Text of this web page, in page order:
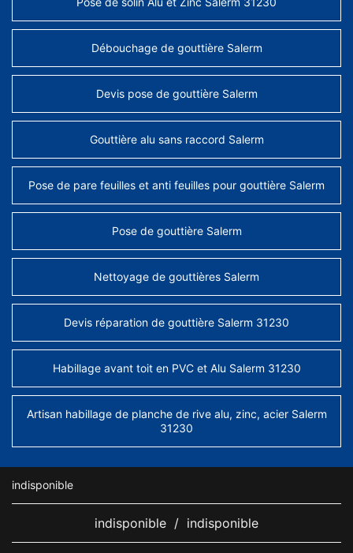
Débouchage de gouttière Salerm
Devis pose de gouttière Salerm
Gouttière alu sans raccord Salerm
Pose de pare feuilles et anti feuilles pour gouttière Salerm
Pose de gouttière Salerm
Nettoyage de gouttières Salerm
Devis réparation de gouttière Salerm 31230
Habillage avant toit en PVC et Alu Salerm 31230
Artisan habillage de planche de rive alu, zinc, acier Salerm
31230
indisponible
indisponible / indisponible